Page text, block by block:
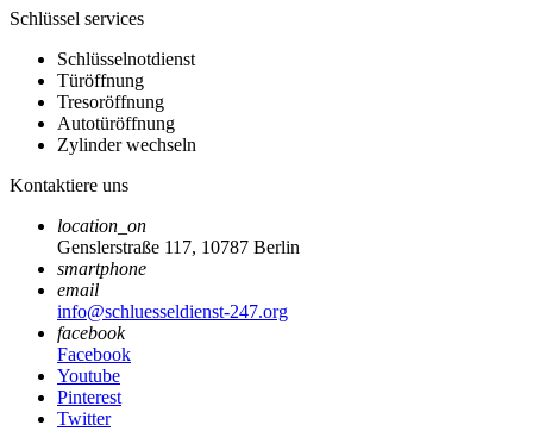
Schlüssel services
Schlüsselnotdienst
Türöffnung
Tresoröffnung
Autotüröffnung
Zylinder wechseln
Kontaktiere uns
location_on
Genslerstraße 117, 10787 Berlin
smartphone
email
info@schluesseldienst-247.org
facebook
Facebook
Youtube
Pinterest
Twitter